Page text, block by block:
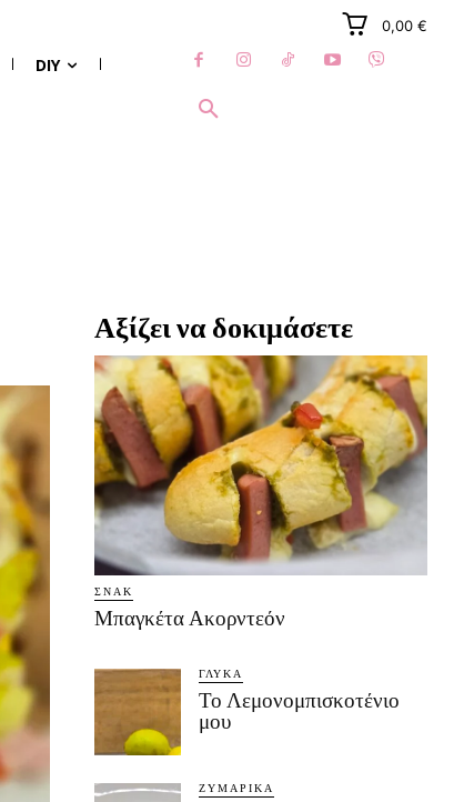
0,00 €
DIY
Αξίζει να δοκιμάσετε
ΣΝΑΚ
Μπαγκέτα Ακορντεόν
ΓΛΥΚΆ
Το Λεμονομπισκοτένιο
μου
ΖΥΜΑΡΙΚΆ